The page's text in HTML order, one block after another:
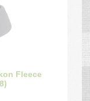
Fleece